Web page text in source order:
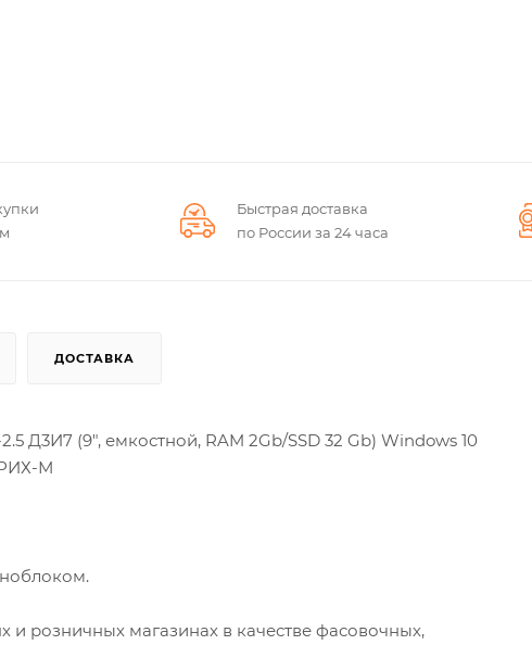
Быстрая доставка
по России за 24 часа
ДОСТАВКА
(9", емкостной, RAM 2Gb/SSD 32 Gb) Windows 10
М
розничных магазинах в качестве фасовочных,